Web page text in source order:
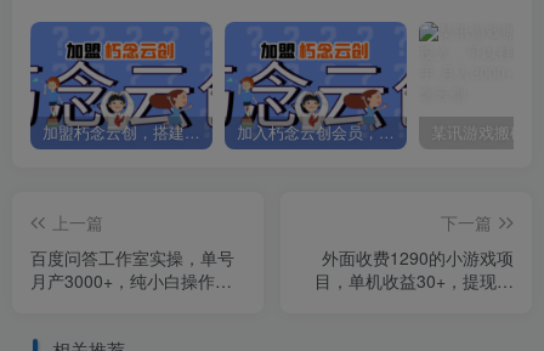
加盟朽念云创，搭建同款项目资源站，实现日入2000+ 加入朽念云创会员，全站资源免费学习。
上一篇
百度问答工作室实操，单号
月产3000+，纯小白操作项
下一篇
外面收费1290的小游戏项
目，单机收益30+，提现秒